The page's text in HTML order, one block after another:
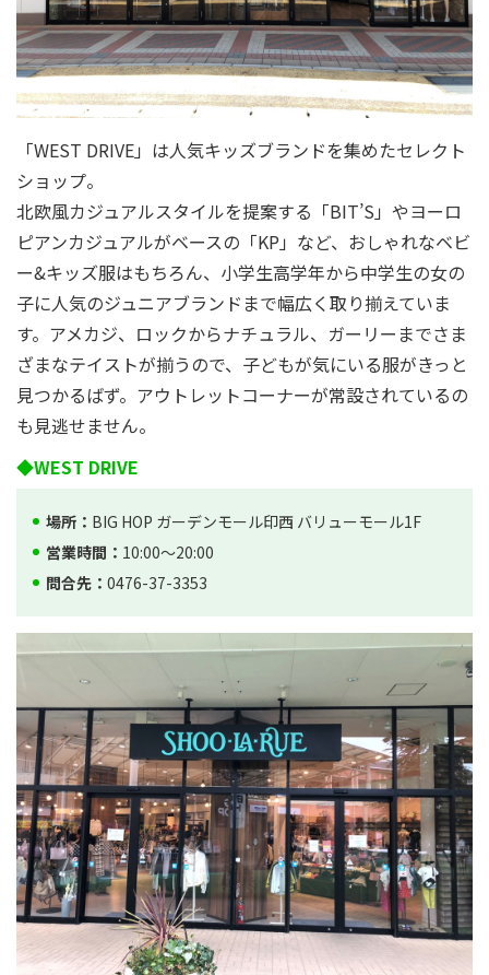
「WEST DRIVE」は人気キッズブランドを集めたセレクト
ショップ。
北欧風カジュアルスタイルを提案する「BIT’S」やヨーロ
ピアンカジュアルがベースの「KP」など、おしゃれなベビ
ー&キッズ服はもちろん、小学生高学年から中学生の女の
子に人気のジュニアブランドまで幅広く取り揃えていま
す。アメカジ、ロックからナチュラル、ガーリーまでさま
ざまなテイストが揃うので、子どもが気にいる服がきっと
見つかるばず。アウトレットコーナーが常設されているの
も見逃せません。
◆WEST DRIVE
場所： BIG HOP ガーデンモール印西 バリューモール1F
営業時間： 10:00～20:00
問合先： 0476-37-3353